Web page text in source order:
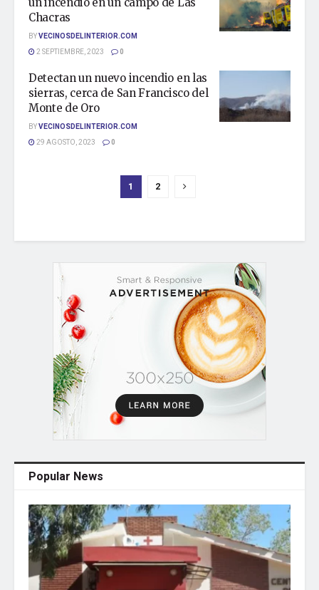
Chacras
BYVECINOSDELINTERIOR.COM
2 SEPTIEMBRE, 2023
0
Detectan un nuevo incendio en las
sierras, cerca de San Francisco del
Monte de Oro
BYVECINOSDELINTERIOR.COM
29 AGOSTO, 2023
0
1 2
Popular News